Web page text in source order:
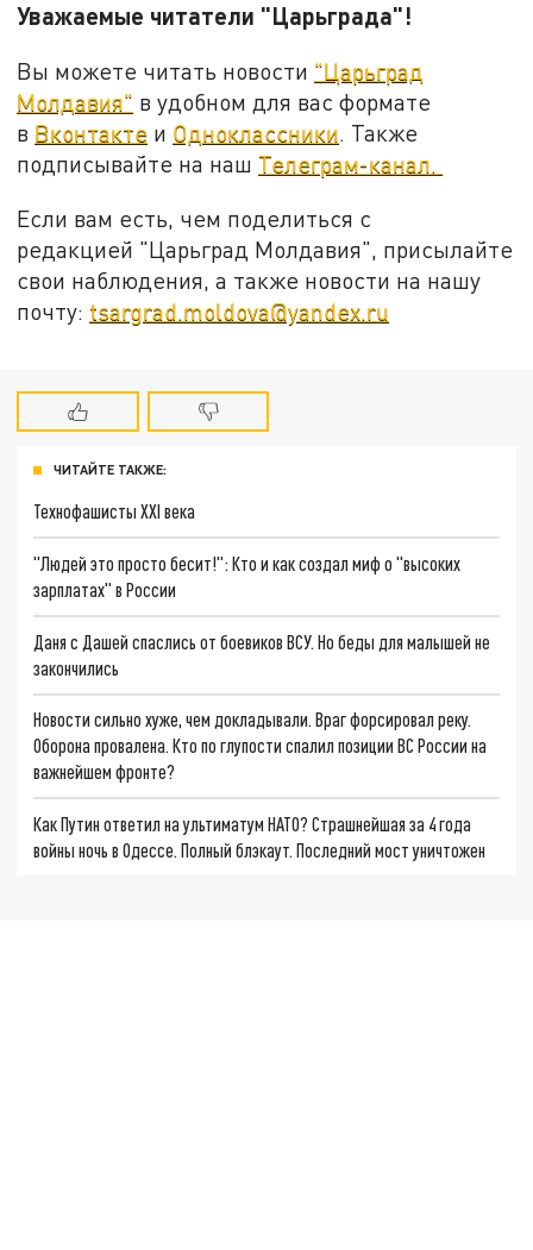
Уважаемые читатели "Царьграда"!
Вы можете читать новости "Царьград
Молдавия" в удобном для вас формате
в Вконтакте и Одноклассники. Также
подписывайте на наш Телеграм-канал.
Если вам есть, чем поделиться с
редакцией "Царьград Молдавия", присылайте
свои наблюдения, а также новости на нашу
почту: tsargrad.moldova@yandex.ru
ЧИТАЙТЕ ТАКЖЕ:
Технофашисты XXI века
"Людей это просто бесит!": Кто и как создал миф о "высоких
зарплатах" в России
Даня с Дашей спаслись от боевиков ВСУ. Но беды для малышей не
закончились
Новости сильно хуже, чем докладывали. Враг форсировал реку.
Оборона провалена. Кто по глупости спалил позиции ВС России на
важнейшем фронте?
Как Путин ответил на ультиматум НАТО? Страшнейшая за 4 года
войны ночь в Одессе. Полный блэкаут. Последний мост уничтожен